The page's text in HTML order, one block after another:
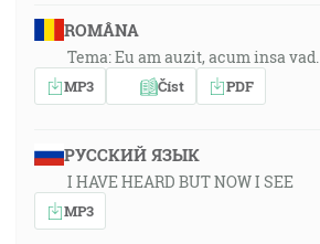
ROMÂNA
Tema: Eu am auzit, acum insa vad.
MP3 Číst PDF
РУССКИЙ ЯЗЫК
I HAVE HEARD BUT NOW I SEE
MP3